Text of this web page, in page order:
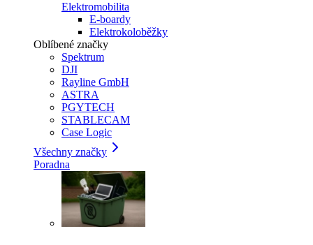
Elektromobilita
E-boardy
Elektrokoloběžky
Oblíbené značky
Spektrum
DJI
Rayline GmbH
ASTRA
PGYTECH
STABLECAM
Case Logic
Všechny značky
Poradna